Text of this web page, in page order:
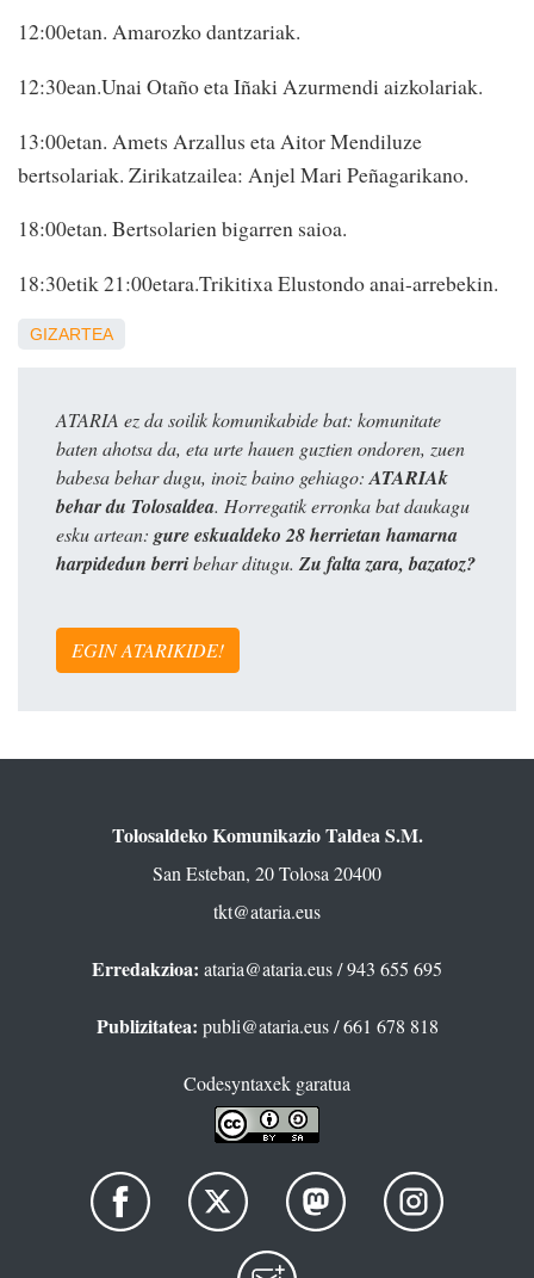
12:00etan. Amarozko dantzariak.
12:30ean.Unai Otaño eta Iñaki Azurmendi aizkolariak.
13:00etan. Amets Arzallus eta Aitor Mendiluze
bertsolariak. Zirikatzailea: Anjel Mari Peñagarikano.
18:00etan. Bertsolarien bigarren saioa.
18:30etik 21:00etara.Trikitixa Elustondo anai-arrebekin.
GIZARTEA
ATARIA ez da soilik komunikabide bat: komunitate
baten ahotsa da, eta urte hauen guztien ondoren, zuen
babesa behar dugu, inoiz baino gehiago:ATARIAk
behar du Tolosaldea. Horregatik erronka bat daukagu
esku artean: gure eskualdeko 28 herrietan hamarna
harpidedun berribehar ditugu. Zu falta zara, bazatoz?
EGIN ATARIKIDE!
Tolosaldeko Komunikazio Taldea S.M.
San Esteban, 20 Tolosa 20400
tkt@ataria.eus
Erredakzioa: ataria@ataria.eus/ 943 655 695
Publizitatea: publi@ataria.eus/ 661 678 818
Codesyntaxek garatua